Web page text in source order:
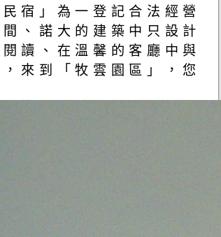
宿」為一登記合法經營
、諾大的建築中只設計
讀、在溫馨的客廳中與
來到「牧雲園區」，您